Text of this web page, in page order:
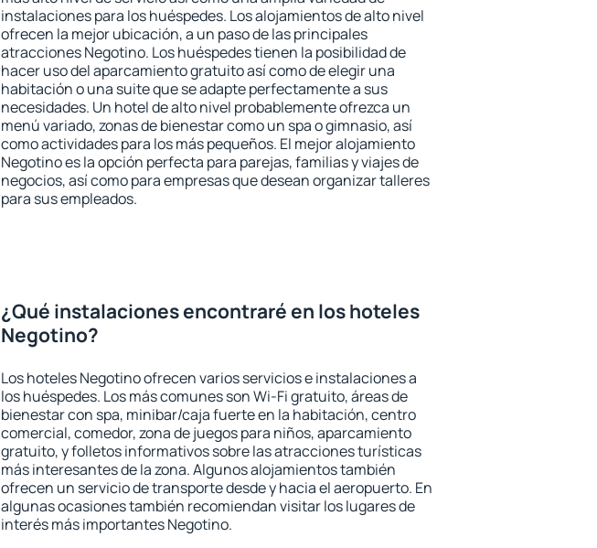
instalaciones para los huéspedes. Los alojamientos de alto nivel
ofrecen la mejor ubicación, a un paso de las principales
atracciones Negotino. Los huéspedes tienen la posibilidad de
hacer uso del aparcamiento gratuito así como de elegir una
habitación o una suite que se adapte perfectamente a sus
necesidades. Un hotel de alto nivel probablemente ofrezca un
menú variado, zonas de bienestar como un spa o gimnasio, así
como actividades para los más pequeños. El mejor alojamiento
Negotino es la opción perfecta para parejas, familias y viajes de
negocios, así como para empresas que desean organizar talleres
para sus empleados.
¿Qué instalaciones encontraré en los hoteles
Negotino?
Los hoteles Negotino ofrecen varios servicios e instalaciones a
los huéspedes. Los más comunes son Wi-Fi gratuito, áreas de
bienestar con spa, minibar/caja fuerte en la habitación, centro
comercial, comedor, zona de juegos para niños, aparcamiento
gratuito, y folletos informativos sobre las atracciones turísticas
más interesantes de la zona. Algunos alojamientos también
ofrecen un servicio de transporte desde y hacia el aeropuerto. En
algunas ocasiones también recomiendan visitar los lugares de
interés más importantes Negotino.